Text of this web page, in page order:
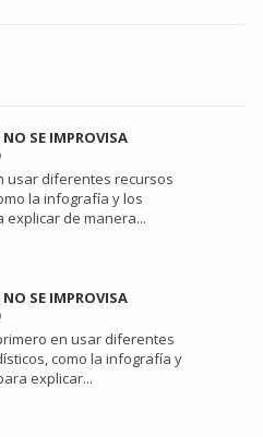
SE IMPROVISA
usar diferentes recursos
la infografía y los
explicar de manera...
SE IMPROVISA
en usar diferentes
como la infografía y
explicar...